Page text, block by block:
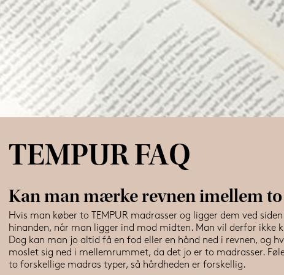
TEMPUR FAQ
Kan man mærke revnen imellem
Hvis man køber to TEMPUR madrasser og ligger dem ved
hinanden, når man ligger ind mod midten. Man vil derfor ikke
Dog kan man jo altid få en fod eller en hånd ned i revnen, og
moslet sig ned i mellemrummet, da det jo er to madrasser.
to forskellige madras typer, så hårdheden er forskellig.